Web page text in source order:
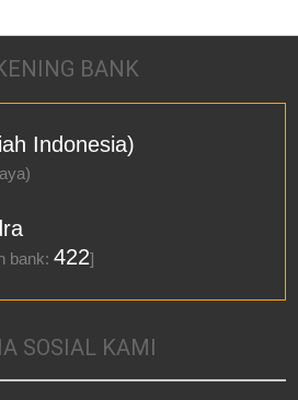
BANK
Indonesia)
bank:422]
SOSIAL KAMI